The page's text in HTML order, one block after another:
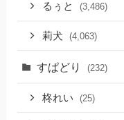
るぅと (3,486)
莉犬 (4,063)
すぱどり (232)
柊れい (25)